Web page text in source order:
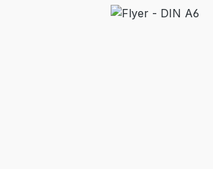
Bildergalerie überspringen